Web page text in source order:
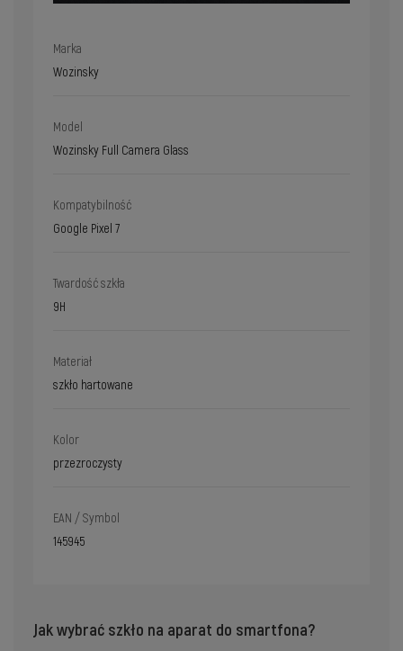
Marka
Wozinsky
Model
Wozinsky Full Camera Glass
Kompatybilność
Google Pixel 7
Twardość szkła
9H
Materiał
szkło hartowane
Kolor
przezroczysty
EAN / Symbol
145945
Jak wybrać szkło na aparat do smartfona?